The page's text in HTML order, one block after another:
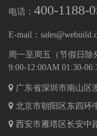
电话： 400-1188-
E-mail：
周一至周五（节假日除
9:00-12:00AM 01:30-
广东省深圳市南山区
北京市朝阳区东四环
西安市雁塔区长安中